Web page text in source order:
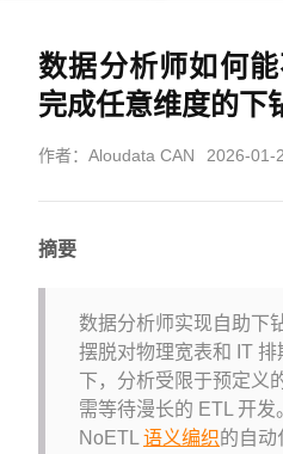
数据分析师如何
完成任意维度的下
作者： Aloudata CAN 2026-01-
摘要
数据分析师实现自助下
摆脱对物理宽表和 IT
下，分析受限于预定义
需等待漫长的 ETL 开发
NoETL 语义编织的自动